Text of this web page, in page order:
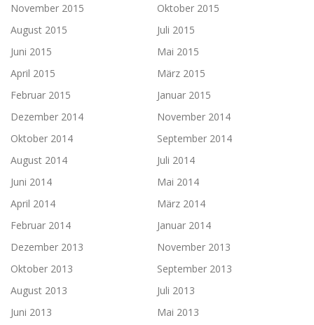
November 2015
Oktober 2015
August 2015
Juli 2015
Juni 2015
Mai 2015
April 2015
März 2015
Februar 2015
Januar 2015
Dezember 2014
November 2014
Oktober 2014
September 2014
August 2014
Juli 2014
Juni 2014
Mai 2014
April 2014
März 2014
Februar 2014
Januar 2014
Dezember 2013
November 2013
Oktober 2013
September 2013
August 2013
Juli 2013
Juni 2013
Mai 2013